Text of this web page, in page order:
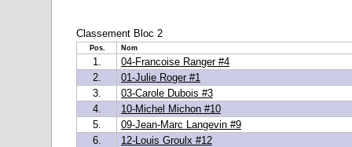
Classement Bloc 2
Pos. Nom
1.
04-Francoise Ranger #4
2.
01-Julie Roger #1
3.
03-Carole Dubois #3
4.
10-Michel Michon #10
5.
09-Jean-Marc Langevin #9
6.
12-Louis Groulx #12